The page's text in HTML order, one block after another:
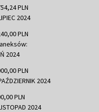
PLN
2024
PLN
2024
PLN
2024
PLN
2024